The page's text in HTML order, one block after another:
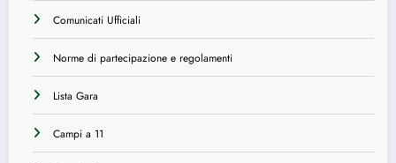
Comunicati Ufficiali
Norme di partecipazione e regolamenti
Lista Gara
Campi a 11